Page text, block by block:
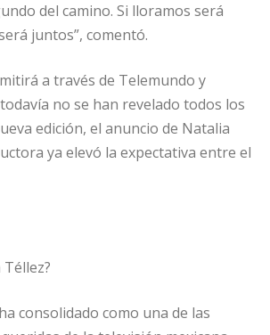
del camino. Si lloramos será
juntos”, comentó.
a través de Telemundo y
no se han revelado todos los
edición, el anuncio de Natalia
ya elevó la expectativa entre el
consolidado como una de las